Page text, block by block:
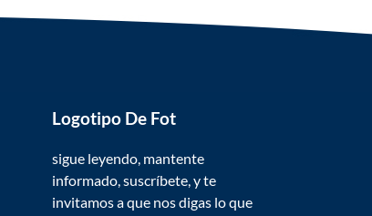
Logotipo De Fot
sigue leyendo, mantente
informado, suscríbete, y te
invitamos a que nos digas lo que